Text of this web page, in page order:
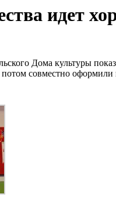
идет
Дома культуры
совместно